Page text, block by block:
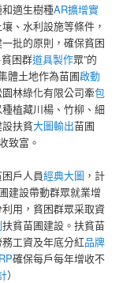
適生樹種AR擴增實
壤、水利設施等條件，
批的原則，確保貧困
困群道具製作眾”的
體土地作為苗圃啟動
林綠化有限公司牽包
植藏川楊、竹柳、細
扶貧大圖輸出苗圃
致富。
戶人員經典大圖 ，計
建設帶動群眾就業增
用，貧困群眾采取資
扶貧苗圃建設。扶貧苗
工資及年底分紅品牌
確保每戶每年增收不
）